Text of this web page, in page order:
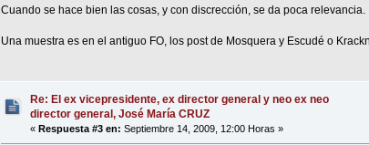
Cuando se hace bien las cosas, y con discrección, se da poca relevancia.
Una muestra es en el antiguo FO, los post de Mosquera y Escudé o
Re: El ex vicepresidente, ex director general y neo ex neo
director general, José María CRUZ
«Respuesta #3 en: Septiembre 14, 2009, 12:00 Horas »